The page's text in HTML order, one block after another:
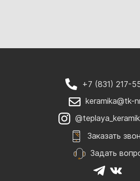
+7 (831) 217-
keramika@tk-
Заказать
Задать